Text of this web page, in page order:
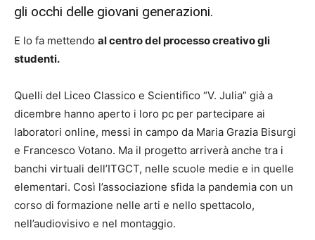
gli occhi delle giovani generazioni.
E lo fa mettendo al centro del processo creativo gli
studenti.
Quelli del Liceo Classico e Scientifico “V. Julia” già a
dicembre hanno aperto i loro pc per partecipare ai
laboratori online, messi in campo da Maria Grazia Bisurgi
e Francesco Votano. Ma il progetto arriverà anche tra i
banchi virtuali dell’ITGCT, nelle scuole medie e in quelle
elementari. Così l’associazione sfida la pandemia con un
corso di formazione nelle arti e nello spettacolo,
nell’audiovisivo e nel montaggio.